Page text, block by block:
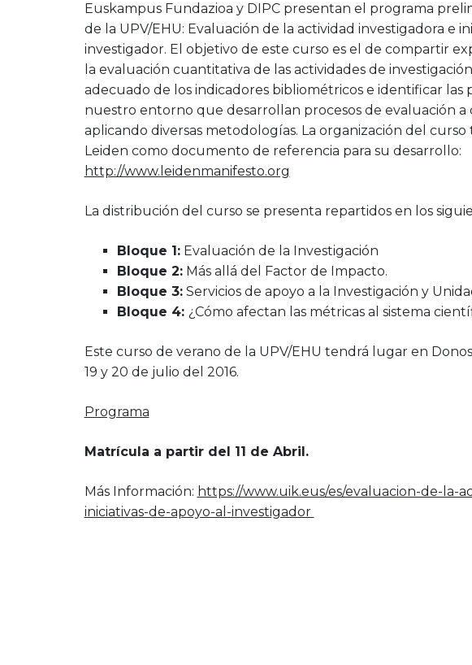
Euskampus Fundazioa y DIPC presentan el programa
de la UPV/EHU: Evaluación de la actividad investigadora e
investigador. El objetivo de este curso es el de compartir
la evaluación cuantitativa de las actividades de
adecuado de los indicadores bibliométricos e identificar las
nuestro entorno que desarrollan procesos de evaluación a
aplicando diversas metodologías. La organización del
Leiden como documento de referencia para su desarrollo:
http://www.leidenmanifesto.org
La distribución del curso se presenta repartidos en los
Bloque 1:Evaluación de la Investigación
Bloque 2:Más allá del Factor de Impacto.
Bloque 3:Servicios de apoyo a la Investigación y
Bloque 4: ¿Cómo afectan las métricas al sistema
Este curso de verano de la UPV/EHU tendrá lugar en
19 y 20 de julio del 2016.
Programa
Matrícula a partir del 11 de Abril.
Más Información: https://www.uik.eus/es/evaluacion-de-la-
iniciativas-de-apoyo-al-investigador